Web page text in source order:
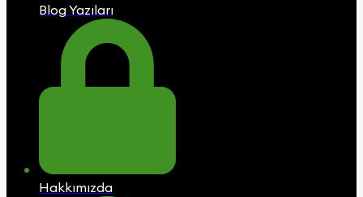
Blog Yazıları
Hakkımızda